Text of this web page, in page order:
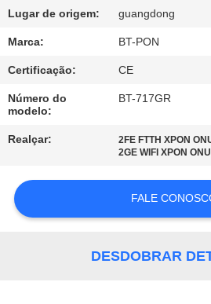
CITAÇÕES
MAPA
DO
SITE
POLICY
Lugar de origem: guangdong
Marca: BT-PON
Certificação: CE
Número do
modelo:
BT-717GR
Realçar: 2FE FTTH XPON
2GE WIFI XPON ONU
FALE
DESDOBRAR